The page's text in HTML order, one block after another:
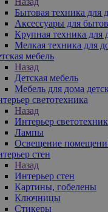
Бытовая техника для
Аксессуары для
Крупная техника для
Мелкая техника для
мебель
Назад
Детская мебель
Мебель для дома
светотехника
Назад
Интерьер
Лампы
Освещение
стен
Назад
Интерьер стен
Картины, гобелены
Ключницы
Стикеры